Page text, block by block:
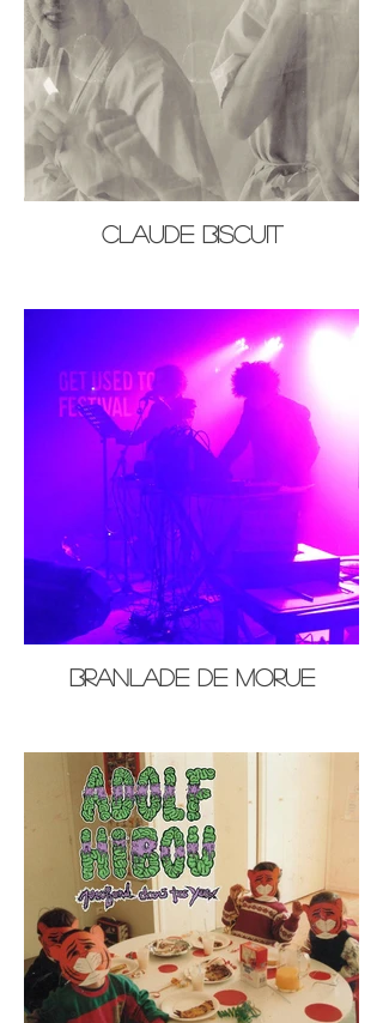
Claude Biscuit
Branlade de Morue